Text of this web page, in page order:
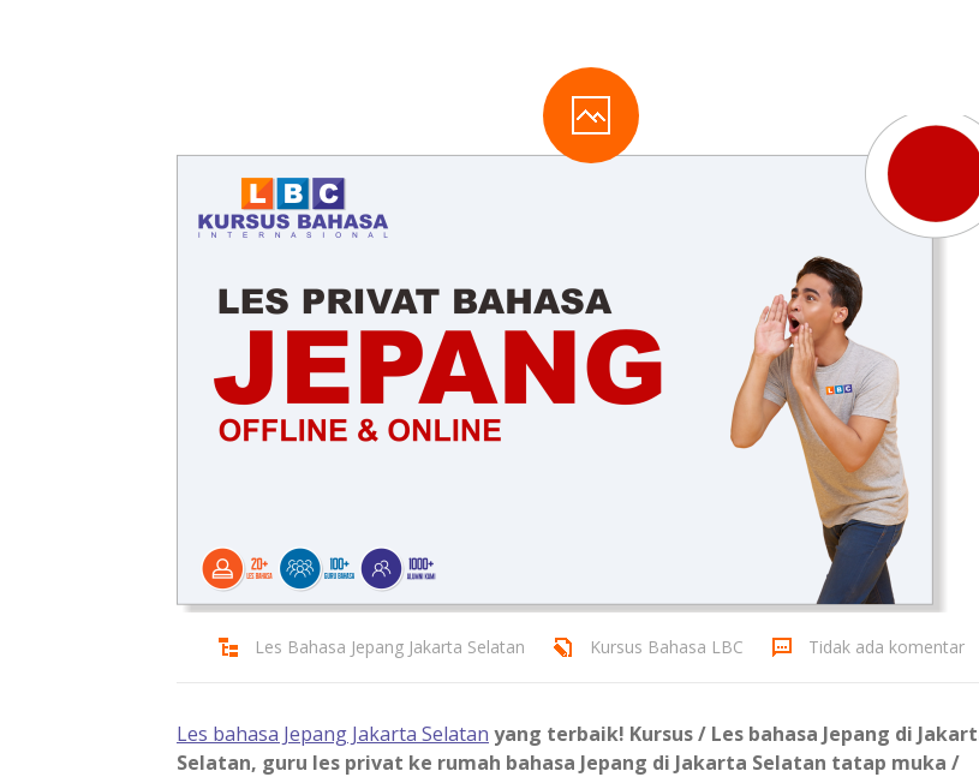
Les Bahasa Jepang Jakarta Selatan Kursus Bahasa LBC Tidak ada komentar
Les bahasa Jepang Jakarta Selatan yang terbaik! Kursus / Les bahasa Jepang di
Selatan, guru les privat ke rumah bahasa Jepang di Jakarta Selatan tatap muka /